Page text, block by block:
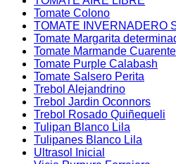
Tomate Colono
TOMATE INVERNADERO
Tomate Margarita
Tomate Marmande
Tomate Purple Calabash
Tomate Salsero Perita
Trebol Alejandrino
Trebol Jardin Oconnors
Trebol Rosado Quiñequeli
Tulipan Blanco Lila
Tulipanes Blanco Lila
Ultrasol Inicial